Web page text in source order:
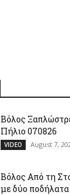
Βόλος
Πήλιο 070826
VIDEO August 7,
Βόλος Από τη
με δύο